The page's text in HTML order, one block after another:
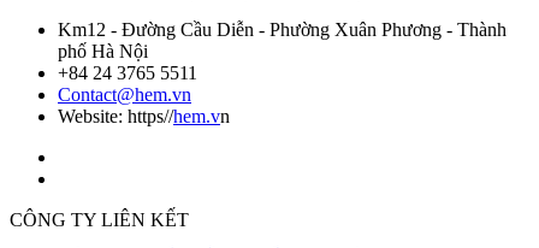
Km12 - Đường Cầu Diễn - Phường Xuân Phương - Thành
phố Hà Nội
+84 24 3765 5511
Contact@hem.vn
Website: https//hem.vn
CÔNG TY LIÊN KẾT